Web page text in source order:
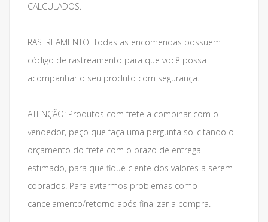
CALCULADOS.
RASTREAMENTO: Todas as encomendas possuem
código de rastreamento para que você possa
acompanhar o seu produto com segurança.
ATENÇÃO: Produtos com frete a combinar com o
vendedor, peço que faça uma pergunta solicitando o
orçamento do frete com o prazo de entrega
estimado, para que fique ciente dos valores a serem
cobrados. Para evitarmos problemas como
cancelamento/retorno após finalizar a compra.